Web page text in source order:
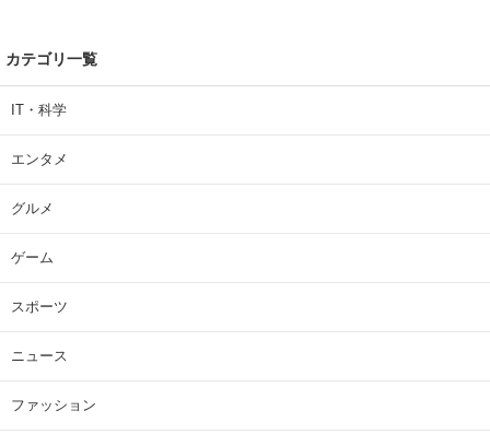
カテゴリ一覧
IT・科学
エンタメ
グルメ
ゲーム
スポーツ
ニュース
ファッション